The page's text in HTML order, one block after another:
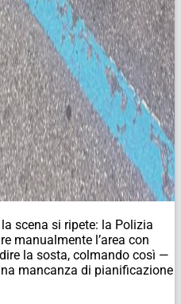
scena si ripete: la Polizia
manualmente l’area con
la sosta, colmando così —
mancanza di pianificazione